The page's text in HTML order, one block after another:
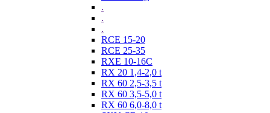
.
.
.
RCE 15-20
RCE 25-35
RXE 10-16C
RX 20 1,4-2,0 t
RX 60 2,5-3,5 t
RX 60 3,5-5,0 t
RX 60 6,0-8,0 t